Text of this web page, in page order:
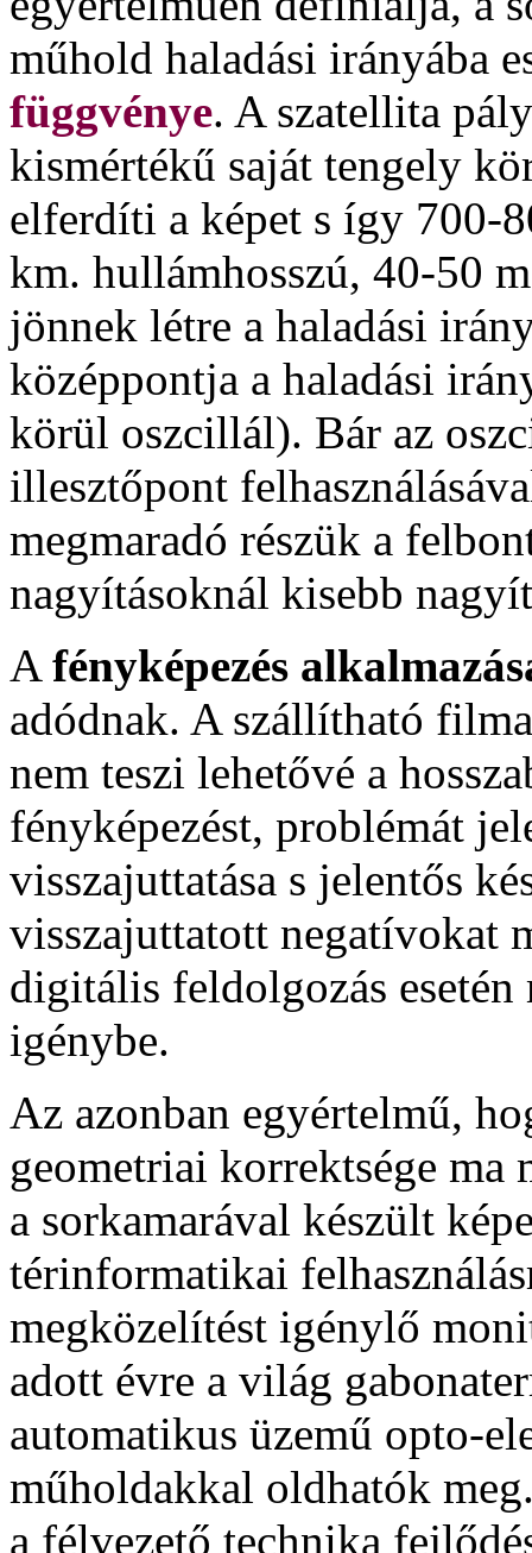
műhold haladási irányába
függvénye. A szatellita
kismértékű saját tengely
elferdíti a képet s így 700-
km. hullámhosszú, 40-50
jönnek létre a haladási
középpontja a haladási
körül oszcillál). Bár az
illesztőpont
megmaradó részük a
nagyításoknál kisebb
A fényképezés
adódnak. A szállítható
nem teszi lehetővé a
fényképezést, problémát
visszajuttatása s jelentős
visszajuttatott negatívokat
digitális feldolgozás esetén
igénybe.
Az azonban egyértelmű,
geometriai korrektsége ma
a sorkamarával készült
térinformatikai
megközelítést igénylő
adott évre a világ
automatikus üzemű opto-
műholdakkal oldhatók
a félvezető technika